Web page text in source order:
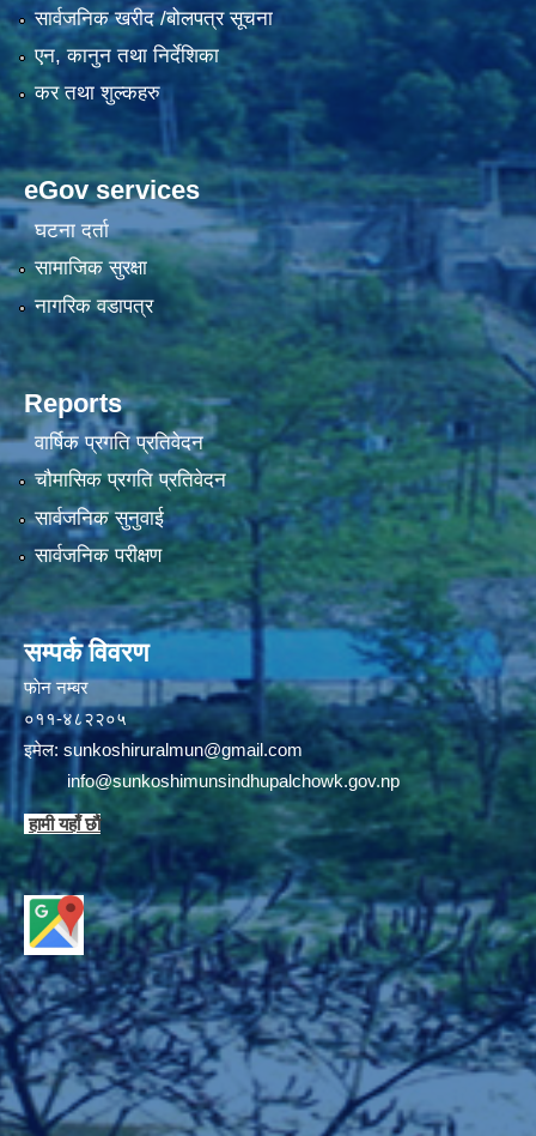
सार्वजनिक खरीद /बोलपत्र सूचना
एन, कानुन तथा निर्देशिका
कर तथा शुल्कहरु
eGov services
घटना दर्ता
सामाजिक सुरक्षा
नागरिक वडापत्र
Reports
वार्षिक प्रगति प्रतिवेदन
चौमासिक प्रगति प्रतिवेदन
सार्वजनिक सुनुवाई
सार्वजनिक परीक्षण
सम्पर्क विवरण
फाेन न‌‍‍‍‌‌म्बर
०११-४८२२०५
इमेल: sunkoshiruralmun@gmail.com
info@sunkoshimunsindhupalchowk.gov.np
हामी यहाँ छाै‌ं